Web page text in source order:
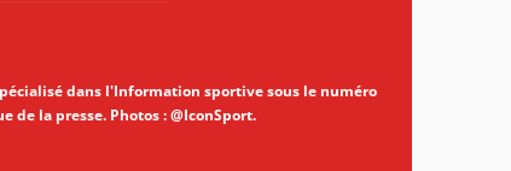
dans l'Information sportive sous le numéro
la presse. Photos : @IconSport.